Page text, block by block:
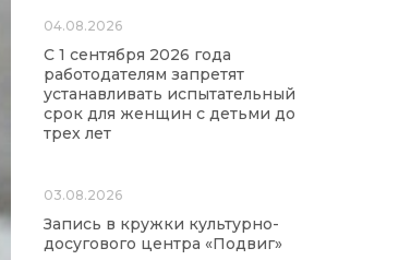
04.08.2026
С 1 сентября 2026 года
работодателям запретят
устанавливать испытательный
срок для женщин с детьми до
трех лет
03.08.2026
Запись в кружки культурно-
досугового центра «Подвиг»